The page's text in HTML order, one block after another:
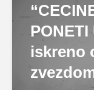
PONETI
iskreno